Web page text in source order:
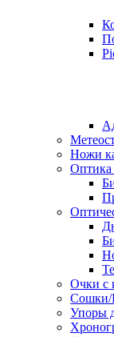
Ножи
Очки с
Сошки/
Упоры